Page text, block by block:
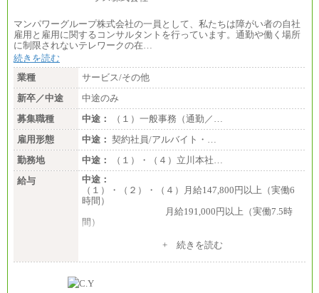
マンパワーグループ株式会社の一員として、私たちは障がい者の自社
雇用と雇用に関するコンサルタントを行っています。通勤や働く場所
に制限されないテレワークの在…
続きを読む
業種
サービス/その他
新卒／中途
中途のみ
募集職種
中途：
（１）一般事務（通勤／…
雇用形態
中途： 契約社員/アルバイト・…
勤務地
中途：
（１）・（４）立川本社…
給与
中途：
（１）・（２）・（４）月給147,800円以上（実働6
時間）
月給191,000円以上（実働7.5時
間）
（３）月給191,000円以上（実働7.5時間）
（５）月給147,800円以上（実働6時間）
時給 1,226円（実働4.5時間）
+ 続きを読む